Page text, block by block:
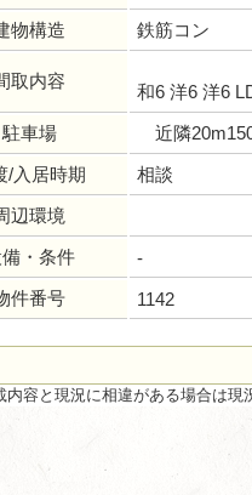
物構造
鉄筋コン
取内容
和6 洋6 洋6
駐車場
近隣
/入居時期
相談
辺環境
・条件
-
件番号
1142
容と現況に相違がある場合は現